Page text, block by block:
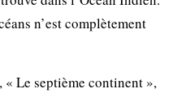
n’est complètement
Le septième continent »,